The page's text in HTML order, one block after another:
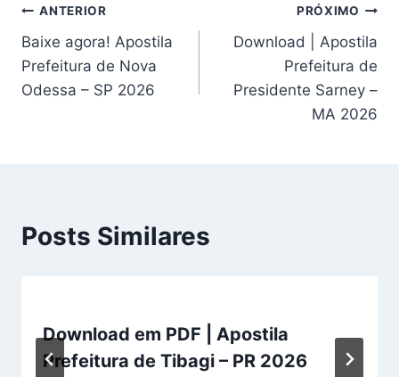
Navegação
de
Post
ANTERIOR
Baixe agora! Apostila
Prefeitura de Nova
Odessa – SP 2026
PRÓXIMO
Download | Apostila
Prefeitura de
Presidente Sarney –
MA 2026
Posts Similares
Download em PDF | Apostila
Prefeitura de Tibagi – PR 2026